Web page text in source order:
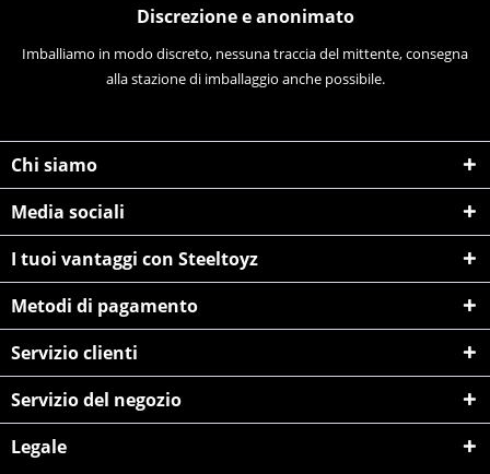
Discrezione e anonimato
Imballiamo in modo discreto, nessuna traccia del mittente, consegna
alla stazione di imballaggio anche possibile.
Chi siamo
Media sociali
I tuoi vantaggi con Steeltoyz
Metodi di pagamento
Servizio clienti
Servizio del negozio
Legale